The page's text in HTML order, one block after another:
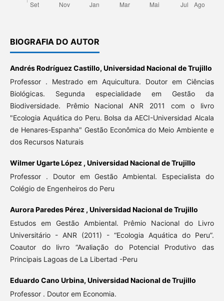
BIOGRAFIA DO AUTOR
Andrés Rodríguez Castillo, Universidad Nacional de Trujillo
Professor . Mestrado em Aquicultura. Doutor em Ciências
Biológicas. Segunda especialidade em Gestão da
Biodiversidade. Prêmio Nacional ANR 2011 com o livro
"Ecologia Aquática do Peru. Bolsa da AECI-Universidad Alcala
de Henares-Espanha" Gestão Econômica do Meio Ambiente e
dos Recursos Naturais
Wilmer Ugarte López , Universidad Nacional de Trujillo
Professor . Doutor em Gestão Ambiental. Especialista do
Colégio de Engenheiros do Peru
Aurora Paredes Pérez , Universidad Nacional de Trujillo
Estudos em Gestão Ambiental. Prêmio Nacional do Livro
Universitário - ANR (2011) - “Ecologia Aquática do Peru”.
Coautor do livro “Avaliação do Potencial Produtivo das
Principais Lagoas de La Libertad -Peru
Eduardo Cano Urbina, Universidad Nacional de Trujillo
Professor . Doutor em Economia.